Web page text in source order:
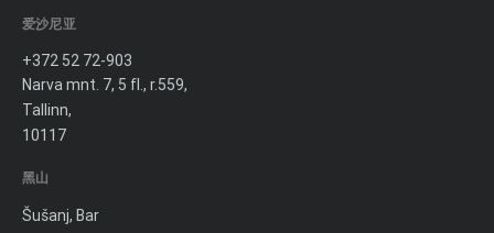
爱沙尼亚
+372 52 72-903
Narva mnt. 7, 5 fl., r.559,
Tallinn,
10117
黑山
Šušanj, Bar